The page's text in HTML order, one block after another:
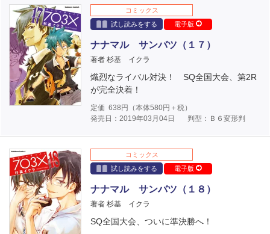
コミックス
試し読みをする
電子版
ナナマル サンバツ（１７）
著者 杉基 イクラ
熾烈なライバル対決！ SQ全国大会、第2R
が完全決着！
定価 638 円（本体580円＋税）
発売日：2019年03月04日
判型：Ｂ６変形判
コミックス
試し読みをする
電子版
ナナマル サンバツ（１８）
著者 杉基 イクラ
SQ全国大会、ついに準決勝へ！